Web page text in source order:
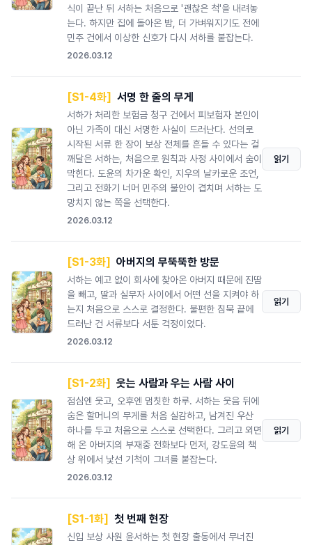
식이 끝난 뒤 서하는 처음으로 '괜찮은 척'을 내려놓
는다. 하지만 집에 돌아온 밤, 더 가벼워지기도 전에
민주 건에서 이상한 신호가 다시 서하를 붙잡는다.
2026.03.12
[S1-4화] 서명 한 줄의 무게
서하가 처리한 보험금 청구 건에서 피보험자 본인이
아닌 가족이 대신 서명한 사실이 드러난다. 선의로
시작된 서류 한 장이 보상 전체를 흔들 수 있다는 걸
깨달은 서하는, 처음으로 원칙과 사정 사이에서 숨이
막힌다. 도윤의 차가운 확인, 지우의 날카로운 조언,
그리고 전화기 너머 민주의 불안이 겹치며 서하는 도
망치지 않는 쪽을 선택한다.
2026.03.12
읽기
[S1-3화] 아버지의 무뚝뚝한 방문
서하는 예고 없이 회사에 찾아온 아버지 때문에 진땀
을 빼고, 딸과 실무자 사이에서 어떤 선을 지켜야 하
는지 처음으로 스스로 결정한다. 불편한 침묵 끝에
드러난 건 서류보다 서툰 걱정이었다.
2026.03.12
읽기
[S1-2화] 웃는 사람과 우는 사람 사이
점심엔 웃고, 오후엔 멈칫한 하루. 서하는 웃음 뒤에
숨은 할머니의 무게를 처음 실감하고, 남겨진 우산
하나를 두고 처음으로 스스로 선택한다. 그리고 외면
해 온 아버지의 부재중 전화보다 먼저, 강도윤의 책
상 위에서 낯선 기척이 그녀를 붙잡는다.
2026.03.12
읽기
[S1-1화] 첫 번째 현장
신입 보상 사원 윤서하는 첫 현장 출동에서 무너진